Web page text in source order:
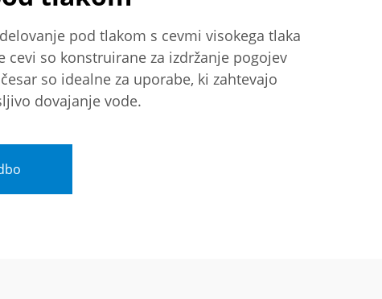
pod tlakom s cevmi visokega tlaka
cevi so konstruirane za izdržanje pogojev
so idealne za uporabe, ki zahtevajo
dovajanje vode.